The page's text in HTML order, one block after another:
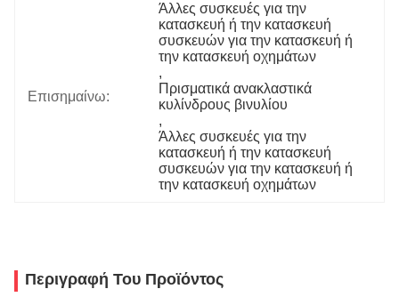
Επισημαίνω:
Άλλες συσκευές για την
κατασκευή ή την κατασκευή
συσκευών για την κατασκευή ή
την κατασκευή οχημάτων
,
Πρισματικά ανακλαστικά
κυλίνδρους βινυλίου
,
Άλλες συσκευές για την
κατασκευή ή την κατασκευή
συσκευών για την κατασκευή ή
την κατασκευή οχημάτων
Περιγραφή Του Προϊόντος